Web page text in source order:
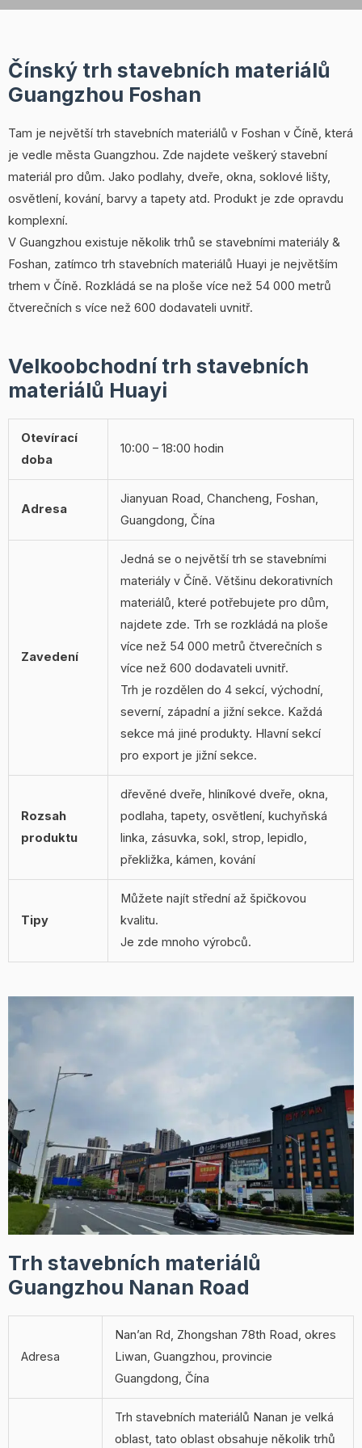
Čínský trh stavebních materiálů
Guangzhou Foshan
Tam je největší trh stavebních materiálů v Foshan v Číně, která
je vedle města Guangzhou. Zde najdete veškerý stavební
materiál pro dům. Jako podlahy, dveře, okna, soklové lišty,
osvětlení, kování, barvy a tapety atd. Produkt je zde opravdu
komplexní.
V Guangzhou existuje několik trhů se stavebními materiály &
Foshan, zatímco trh stavebních materiálů Huayi je největším
trhem v Číně. Rozkládá se na ploše více než 54 000 metrů
čtverečních s více než 600 dodavateli uvnitř.
Velkoobchodní trh stavebních
materiálů Huayi
Otevírací
doba
10:00 – 18:00 hodin
Adresa
Jianyuan Road, Chancheng, Foshan,
Guangdong, Čína
Zavedení
Jedná se o největší trh se stavebními
materiály v Číně. Většinu dekorativních
materiálů, které potřebujete pro dům,
najdete zde. Trh se rozkládá na ploše
více než 54 000 metrů čtverečních s
více než 600 dodavateli uvnitř.
Trh je rozdělen do 4 sekcí, východní,
severní, západní a jižní sekce. Každá
sekce má jiné produkty. Hlavní sekcí
pro export je jižní sekce.
Rozsah
produktu
dřevěné dveře, hliníkové dveře, okna,
podlaha, tapety, osvětlení, kuchyňská
linka, zásuvka, sokl, strop, lepidlo,
překližka, kámen, kování
Tipy
Můžete najít střední až špičkovou
kvalitu.
Je zde mnoho výrobců.
Trh stavebních materiálů
Guangzhou Nanan Road
Adresa
Nan’an Rd, Zhongshan 78th Road, okres
Liwan, Guangzhou, provincie
Guangdong, Čína
Trh stavebních materiálů Nanan je velká
oblast, tato oblast obsahuje několik trhů